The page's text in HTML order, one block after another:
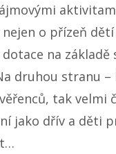
nejen o přízeň
na základě
druhou stranu –
tak velmi
jako dřív a děti